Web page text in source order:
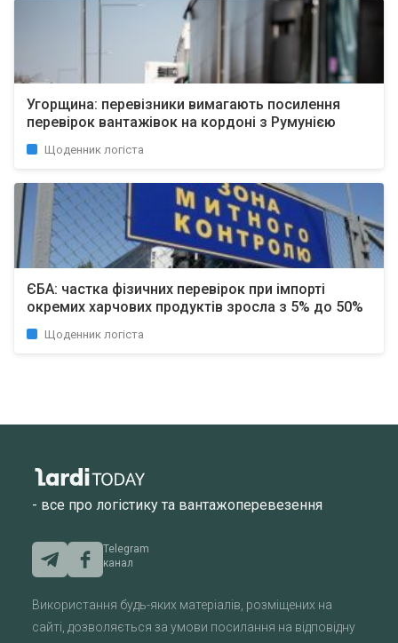
Угорщина: перевізники вимагають посилення
перевірок вантажівок на кордоні з Румунією
Щоденник логіста
ЄБА: частка фізичних перевірок при імпорті
окремих харчових продуктів зросла з 5% до 50%
Щоденник логіста
- все про логістику та вантажоперевезення
Telegram
канал
Використання будь-яких матеріалів, розміщених на
сайті, дозволяється за умови посилання на відповідну